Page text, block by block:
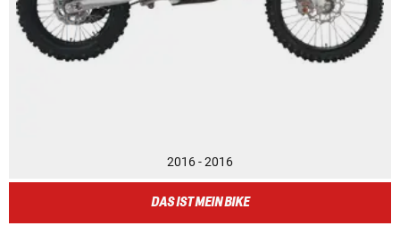
2016 - 2016
DAS IST MEIN BIKE